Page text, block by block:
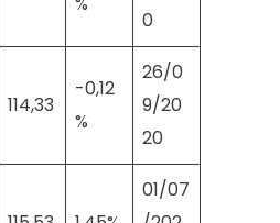
0
114,33
-0,12
%
26/0
9/20
20
01/07